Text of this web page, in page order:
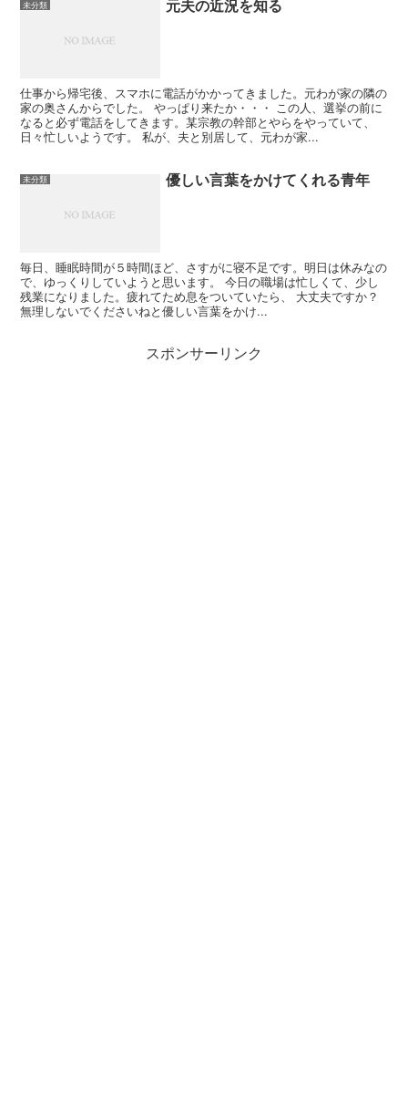
未分類 元夫の近況を知る
仕事から帰宅後、スマホに電話がかかってきました。元わが家の隣の
家の奥さんからでした。 やっぱり来たか・・・ この人、選挙の前に
なると必ず電話をしてきます。某宗教の幹部とやらをやっていて、
日々忙しいようです。 私が、夫と別居して、元わが家...
未分類 優しい言葉をかけてくれる青年
毎日、睡眠時間が５時間ほど、さすがに寝不足です。明日は休みなの
で、ゆっくりしていようと思います。 今日の職場は忙しくて、少し
残業になりました。疲れてため息をついていたら、 大丈夫ですか？
無理しないでくださいねと優しい言葉をかけ...
スポンサーリンク